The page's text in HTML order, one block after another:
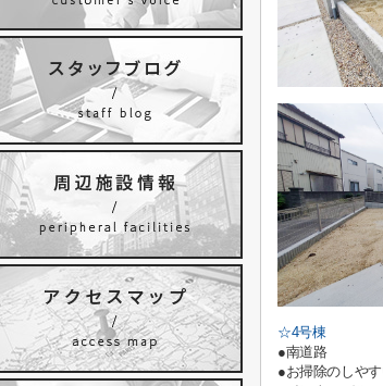
☆4号棟
●南道路
●お掃除のしや